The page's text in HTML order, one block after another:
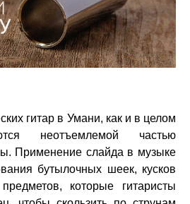
гитар в Умани, как и в целом
неотъемлемой частью
Применение слайда в музыке
бутылочных шеек, кусков
которые гитаристы